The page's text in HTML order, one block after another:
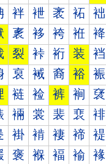
袢 袣 袤 袥 袦
袲 袳 袴 袵 袶
裂 裃 裄 装 裆
裒 裓 裔 裕 裖
裢 裣 裤 裥 裦
裲 裳 裴 裵 裶
褂 褃 褄 褅 褆
褒 褓 褔 褕 褖